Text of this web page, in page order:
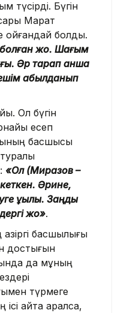
түсірді. Бүгін
Марат
қойғандай болды.
жоқ. Шағым
Әр тарап қанша
қабылданып
Ол бүгін
есеп
басшысы
«Ол (Миразов –
Әрине,
құқылы. Заңдық
жоқ».
басшылығы
достығын
да мұның
түрмеге
қайта қаралса,